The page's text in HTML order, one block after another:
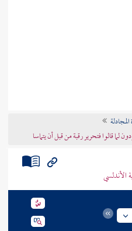
قالوا فتحرير رقبة من قبل أن يتماسا
الأندلسي